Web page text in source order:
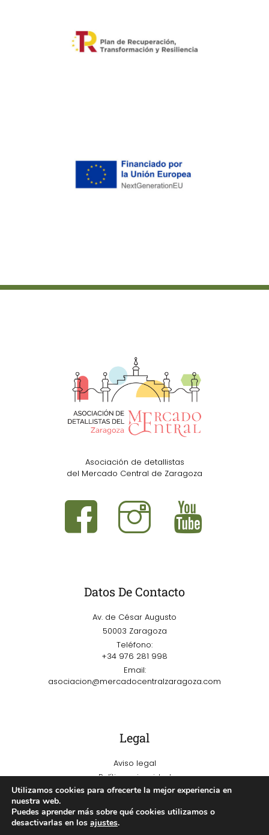
Asociación de detallistas
del Mercado Central de Zaragoza
Datos De Contacto
Av. de César Augusto
50003 Zaragoza
Teléfono:
+34 976 281 998
Email:
asociacion@mercadocentralzaragoza.com
Legal
Aviso legal
Política privacidad
Política de cookies
Utilizamos cookies para ofrecerte la mejor experiencia en
nuestra web.
Puedes aprender más sobre qué cookies utilizamos o
desactivarlas en los ajustes.